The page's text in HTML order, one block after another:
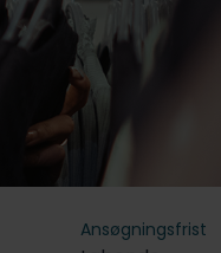
Ansøgningsfrist